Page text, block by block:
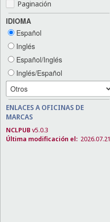
Paginación
IDIOMA
Español
Inglés
Español/Inglés
Inglés/Español
ENLACES A OFICINAS DE
MARCAS
NCLPUB v5.0.3
Última modificación el: 2026.07.21